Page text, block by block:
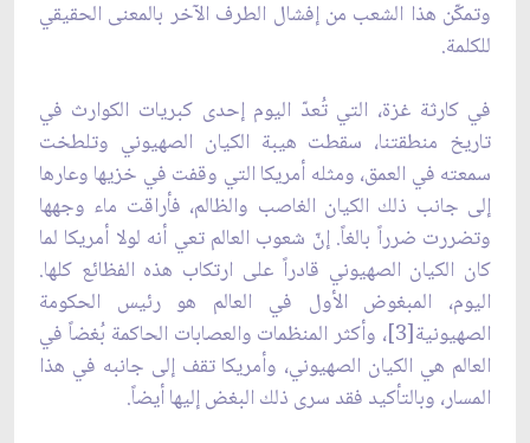
وتمكّن هذا الشعب من إفشال الطرف الآخر بالمعنى الحقيقي
للكلمة.
في كارثة غزة، التي تُعدّ اليوم إحدى كبريات الكوارث في
تاريخ منطقتنا، سقطت هيبة الكيان الصهيوني وتلطخت
سمعته في العمق، ومثله أمريكا التي وقفت في خزيها وعارها
إلى جانب ذلك الكيان الغاصب والظالم، فأراقت ماء وجهها
وتضررت ضرراً بالغاً. إنّ شعوب العالم تعي أنه لولا أمريكا لما
كان الكيان الصهيوني قادراً على ارتكاب هذه الفظائع كلها.
اليوم، المبغوض الأول في العالم هو رئيس الحكومة
الصهيونية[3]، وأكثر المنظمات والعصابات الحاكمة بُغضاً في
العالم هي الكيان الصهيوني، وأمريكا تقف إلى جانبه في هذا
المسار، وبالتأكيد فقد سرى ذلك البغض إليها أيضاً.